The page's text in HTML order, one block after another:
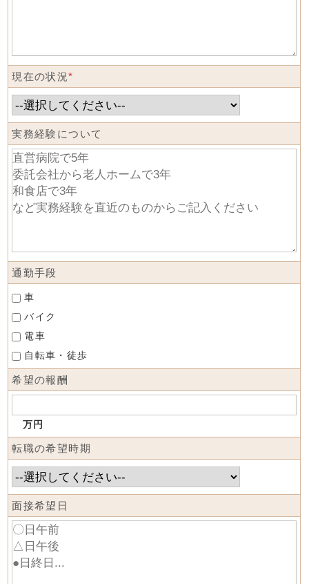
現在の状況*
実務経験について
通勤手段
車
バイク
電車
自転車・徒歩
希望の報酬
万円
転職の希望時期
面接希望日